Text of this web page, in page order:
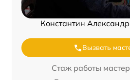
Константин
Вызвать
Стаж работы